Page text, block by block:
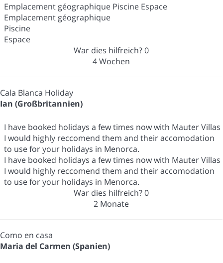
Emplacement géographique Piscine Espace
Emplacement géographique
Piscine
Espace
War dies hilfreich?0
4 Wochen
Cala Blanca Holiday
Ian (Großbritannien)
I have booked holidays a few times now with Mauter Villas
I would highly reccomend them and their accomodation
to use for your holidays in Menorca.
I have booked holidays a few times now with Mauter Villas
I would highly reccomend them and their accomodation
to use for your holidays in Menorca.
War dies hilfreich?0
2 Monate
Como en casa
Maria del Carmen (Spanien)